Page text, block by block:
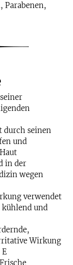
Parabenen,
seinen
und
in der
wegen
verwendet
und
Wirkung